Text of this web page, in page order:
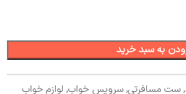
به سبد خرید
,ست مسافرتی,سرویس خواب, لوازم خواب